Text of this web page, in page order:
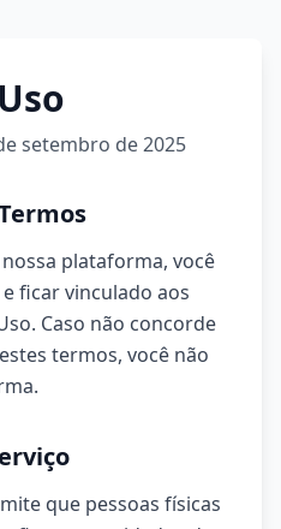
setembro de 2025
plataforma, você
ficar vinculado aos
Caso não concorde
termos, você não
que pessoas físicas